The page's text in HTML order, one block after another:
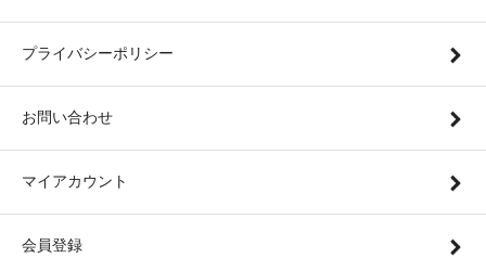
プライバシーポリシー
お問い合わせ
マイアカウント
会員登録